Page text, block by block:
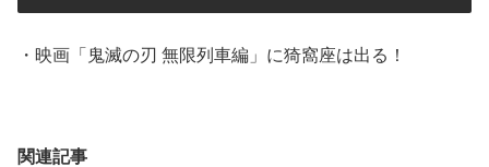
・映画「鬼滅の刃 無限列車編」に猗窩座は出る！
関連記事